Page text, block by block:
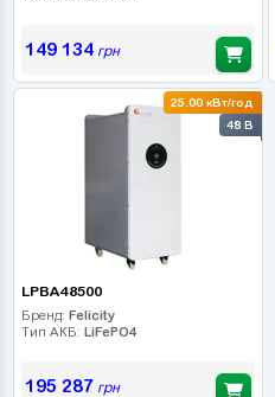
149 134грн
25.00 кВт/год
48 В
LPBA48500
Бренд: Felicity
Тип АКБ: LiFePO4
195 287 грн